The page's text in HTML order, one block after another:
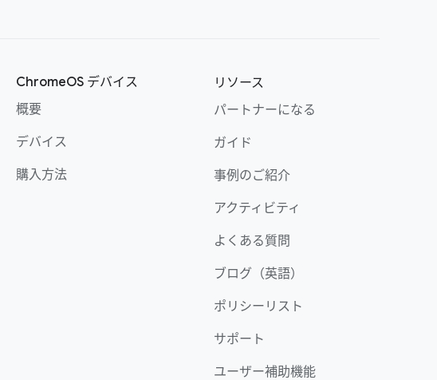
ChromeOS デバイス
概要
デバイス
購入方法
リソース
パートナーになる
ガイド
事例のご紹介
アクティビティ
よくある質問
ブログ（英語）
ポリシーリスト
サポート
ユーザー補助機能